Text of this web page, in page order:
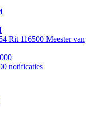
Rit 116500 Meester van
notificaties